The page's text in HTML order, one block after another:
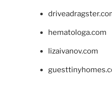
hematologa.com
lizaivanov.com